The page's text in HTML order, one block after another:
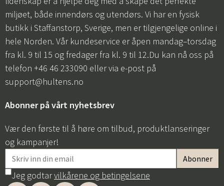
miljøet, både innendørs og utendørs. Vi har en fysisk
butikk i Staffanstorp, Sverige, men er tilgjengelige online i
hele Norden. Vår kundeservice er åpen mandag–torsdag
fra kl. 9 til 15 og fredager fra kl. 9 til 12.Du kan nå oss på
telefon +46 46 233090 eller via e-post på
support@hultens.no
Abonner på vårt nyhetsbrev
Vær den første til å høre om tilbud, produktlanseringer
og kampanjer!
Jeg godtarvilkårene og betingelsene